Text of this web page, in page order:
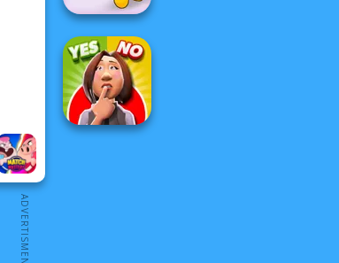
Boxing Gang
Stars